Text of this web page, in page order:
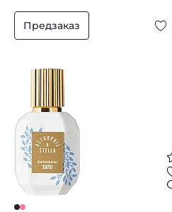
Предзаказ